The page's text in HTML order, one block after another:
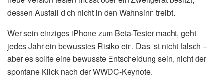
dessen Ausfall dich nicht in den Wahnsinn treibt.
Wer sein einziges iPhone zum Beta-Tester macht, geht
jedes Jahr ein bewusstes Risiko ein. Das ist nicht falsch –
aber es sollte eine bewusste Entscheidung sein, nicht der
spontane Klick nach der WWDC-Keynote.